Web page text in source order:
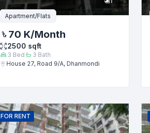
Apartment/Flats
70 K/Month
2500 sqft
3 Bed 3 Bath
House 27, Road 9/A, Dhanmondi
FOR RENT